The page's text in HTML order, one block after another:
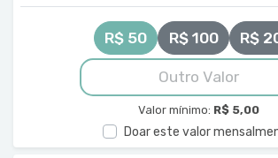
R$ 50 R$ 100 R$
Valor mínimo: R$ 5,00
Doar este valor